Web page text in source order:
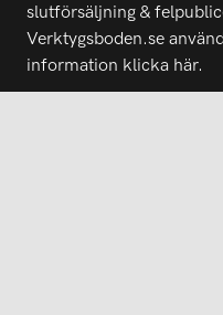
slutförsäljning &
Verktygsboden.se
information klicka här.